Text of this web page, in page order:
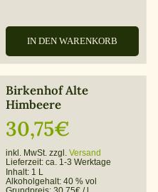
IN DEN WARENKORB
Birkenhof Alte
Himbeere
30,75€
inkl. MwSt. zzgl. Versand
Lieferzeit: ca. 1-3 Werktage
Inhalt: 1 L
Alkoholgehalt: 40 % vol